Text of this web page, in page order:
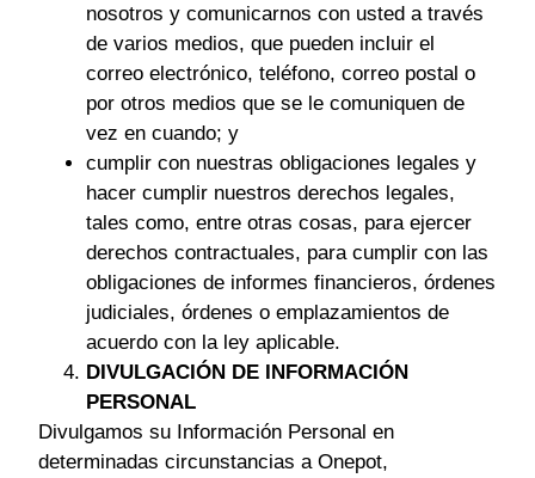
nosotros y comunicarnos con usted a través
de varios medios, que pueden incluir el
correo electrónico, teléfono, correo postal o
por otros medios que se le comuniquen de
vez en cuando; y
cumplir con nuestras obligaciones legales y
hacer cumplir nuestros derechos legales,
tales como, entre otras cosas, para ejercer
derechos contractuales, para cumplir con las
obligaciones de informes financieros, órdenes
judiciales, órdenes o emplazamientos de
acuerdo con la ley aplicable.
DIVULGACIÓN DE INFORMACIÓN
PERSONAL
Divulgamos su Información Personal en
determinadas circunstancias a Onepot,